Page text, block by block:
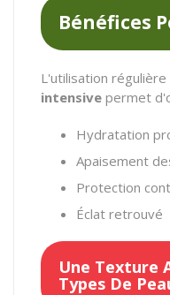
Bénéfices
L'utilisation
intensive permet
Hydratation
Apaisement
Protection
Éclat retrouvé
Une Texture
Types De